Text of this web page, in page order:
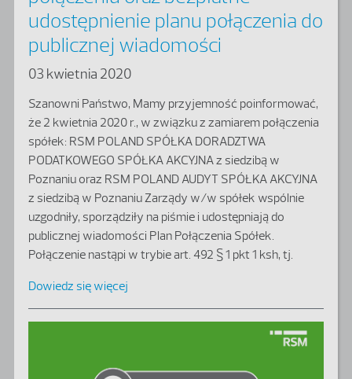
udostępnienie planu połączenia do
publicznej wiadomości
03 kwietnia 2020
Szanowni Państwo, Mamy przyjemność poinformować,
że 2 kwietnia 2020 r., w związku z zamiarem połączenia
spółek: RSM POLAND SPÓŁKA DORADZTWA
PODATKOWEGO SPÓŁKA AKCYJNA z siedzibą w
Poznaniu oraz RSM POLAND AUDYT SPÓŁKA AKCYJNA
z siedzibą w Poznaniu Zarządy w/w spółek wspólnie
uzgodniły, sporządziły na piśmie i udostępniają do
publicznej wiadomości Plan Połączenia Spółek.
Połączenie nastąpi w trybie art. 492 § 1 pkt 1 ksh, tj.
Dowiedz się więcej